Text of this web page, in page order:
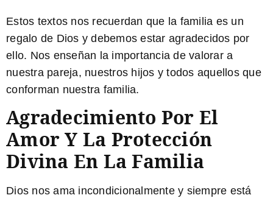
Estos textos nos recuerdan que la familia es un
regalo de Dios y debemos estar agradecidos por
ello. Nos enseñan la importancia de valorar a
nuestra pareja, nuestros hijos y todos aquellos que
conforman nuestra familia.
Agradecimiento Por El
Amor Y La Protección
Divina En La Familia
Dios nos ama incondicionalmente y siempre está